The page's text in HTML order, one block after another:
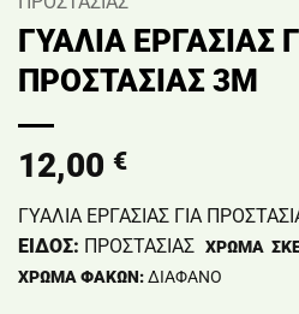
ΓΥΑΛΙΑ ΕΡΓΑΣΙΑΣ
ΠΡΟΣΤΑΣΙΑΣ 3Μ
12,00 €
ΓΥΑΛΙΑ ΕΡΓΑΣΙΑΣ ΓΙΑ
ΕΊΔΟΣ: ΠΡΟΣΤΑΣΊΑΣ ΧΡΏΜΑ
ΧΡΏΜΑ ΦΑΚΏΝ:ΔΙΆΦΑΝΟ